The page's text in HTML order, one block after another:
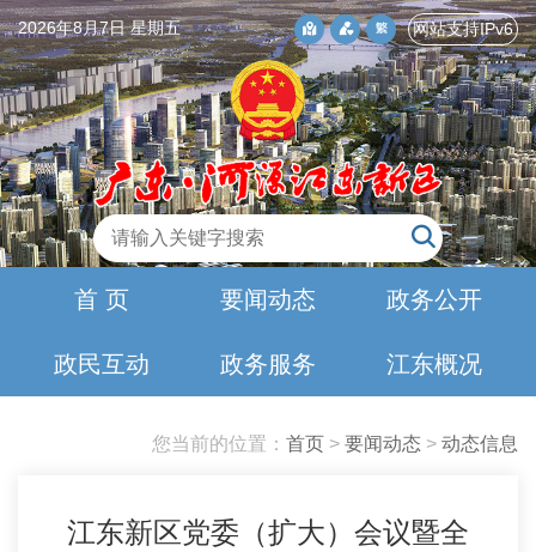
2026年8月7日 星期五 网站支持IPv6
首 页 要闻动态 政务公开
政民互动 政务服务 江东概况
您当前的位置： 首页 > 要闻动态 > 动态信息
江东新区党委（扩大）会议暨全